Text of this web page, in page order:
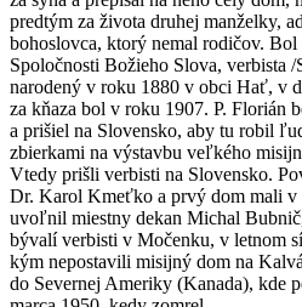
predtým za života druhej manželky,
bohoslovca, ktorý nemal rodičov.
Spoločnosti Božieho Slova, verbista
narodený v roku 1880 v obci Hať, v
za kňaza bol v roku 1907. P. Florián
a prišiel na Slovensko, aby tu robil
zbierkami na výstavbu veľkého
Vtedy prišli verbisti na Slovensko.
Dr. Karol Kmeťko a prvý dom mali
uvoľnil miestny dekan Michal
bývalí verbisti v Močenku, v letnom
kým nepostavili misijný dom na
do Severnej Ameriky (Kanada), kde